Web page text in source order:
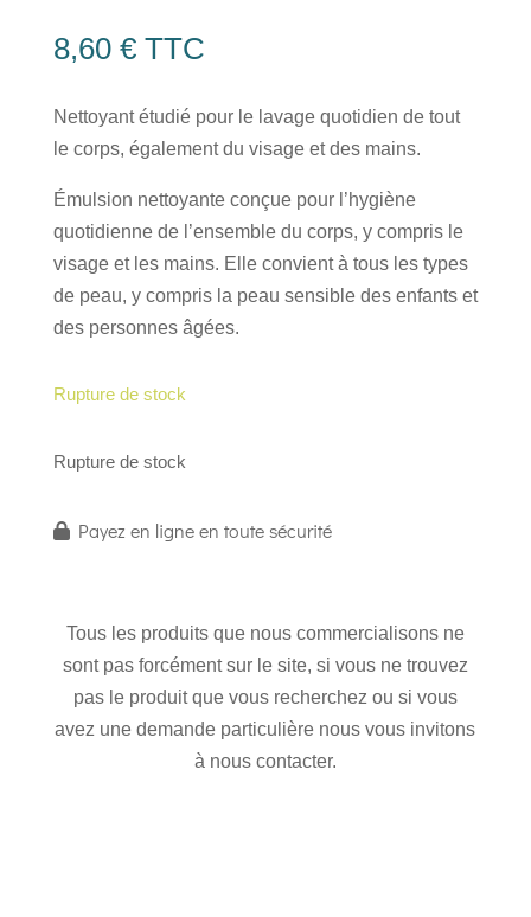
8,60 € TTC
​Nettoyant étudié pour le lavage quotidien de tout
le corps, également du visage et des mains.
Émulsion nettoyante conçue pour l’hygiène
quotidienne de l’ensemble du corps, y compris le
visage et les mains. Elle convient à tous les types
de peau, y compris la peau sensible des enfants et
des personnes âgées.
Rupture de stock
Rupture de stock
Payez en ligne en toute sécurité
Tous les produits que nous commercialisons ne
sont pas forcément sur le site, si vous ne trouvez
pas le produit que vous recherchez ou si vous
avez une demande particulière nous vous invitons
à nous contacter.